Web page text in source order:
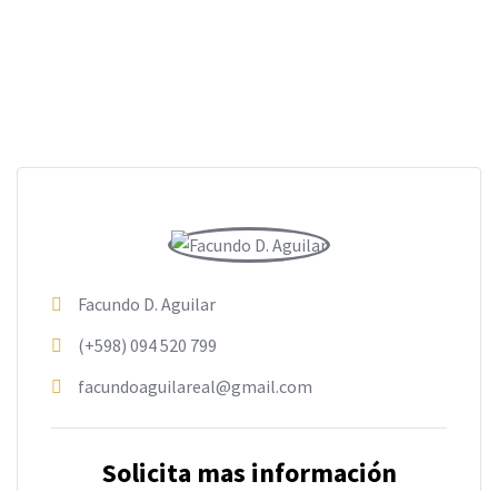
Facundo D. Aguilar
(+598) 094 520 799
facundoaguilareal@gmail.com
Solicita mas información